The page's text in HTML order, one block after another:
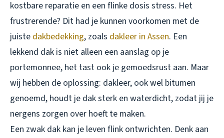
kostbare reparatie en een flinke dosis stress. Het
frustrerende? Dit had je kunnen voorkomen met de
juiste dakbedekking, zoals dakleer in Assen. Een
lekkend dak is niet alleen een aanslag op je
portemonnee, het tast ook je gemoedsrust aan. Maar
wij hebben de oplossing: dakleer, ook wel bitumen
genoemd, houdt je dak sterk en waterdicht, zodat jij je
nergens zorgen over hoeft te maken.
Een zwak dak kan je leven flink ontwrichten. Denk aan